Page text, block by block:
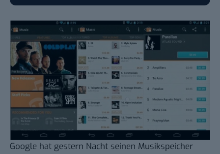
Google hat gestern Nacht seinen Musikspeicher